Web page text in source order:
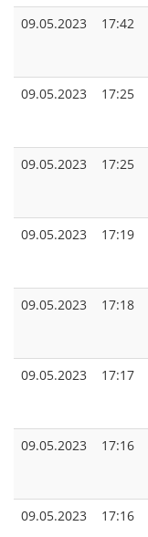
09.05.2023
17:42
09.05.2023
17:25
09.05.2023
17:25
09.05.2023
17:19
09.05.2023
17:18
09.05.2023
17:17
09.05.2023
17:16
09.05.2023
17:16